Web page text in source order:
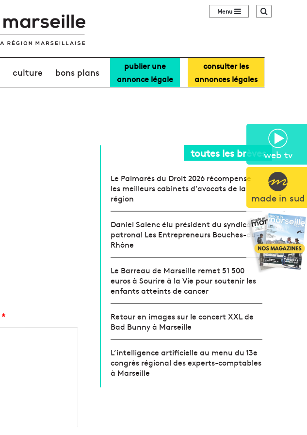
web tv
made in sud
Sidebar (barre
culture bons plans
publier une
annonce légale
consulter les
annonces légales
*
toutes les brèves
Le Palmarès du Droit 2026 récompense
les meilleurs cabinets d’avocats de la
région
Daniel Salenc élu président du syndicat
patronal Les Entrepreneurs Bouches-du-
Rhône
Le Barreau de Marseille remet 51 500
euros à Sourire à la Vie pour soutenir les
enfants atteints de cancer
Retour en images sur le concert XXL de
Bad Bunny à Marseille
L’intelligence artificielle au menu du 13e
congrès régional des experts-comptables
à Marseille